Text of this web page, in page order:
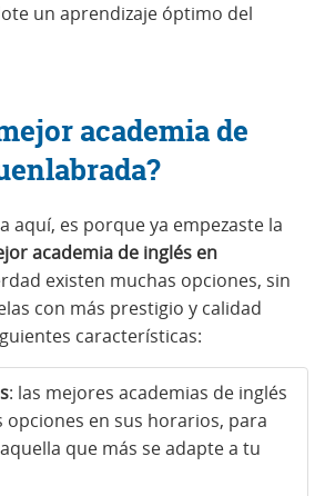
un aprendizaje óptimo del
academia de
aquí, es porque ya empezaste la
academia de inglés en
existen muchas opciones, sin
con más prestigio y calidad
características:
: las mejores academias de inglés
en sus horarios, para
que más se adapte a tu